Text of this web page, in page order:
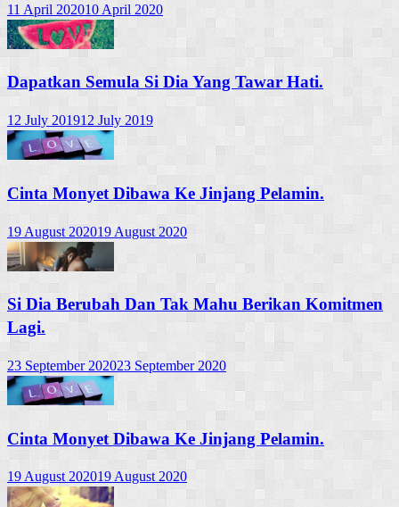
11 April 202010 April 2020
Dapatkan Semula Si Dia Yang Tawar Hati.
12 July 201912 July 2019
Cinta Monyet Dibawa Ke Jinjang Pelamin.
19 August 202019 August 2020
Si Dia Berubah Dan Tak Mahu Berikan Komitmen
Lagi.
23 September 202023 September 2020
Cinta Monyet Dibawa Ke Jinjang Pelamin.
19 August 202019 August 2020